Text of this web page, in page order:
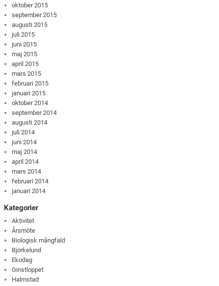
oktober 2015
september 2015
augusti 2015
juli 2015
juni 2015
maj 2015
april 2015
mars 2015
februari 2015
januari 2015
oktober 2014
september 2014
augusti 2014
juli 2014
juni 2014
maj 2014
april 2014
mars 2014
februari 2014
januari 2014
Kategorier
Aktivitet
Årsmöte
Biologisk mångfald
Björkelund
Ekodag
Ginstloppet
Halmstad